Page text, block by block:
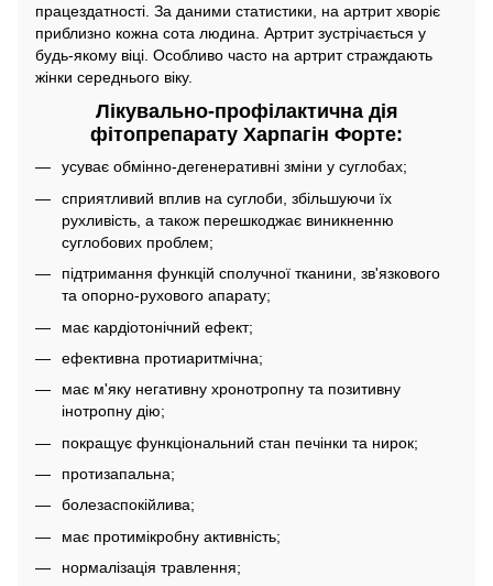
працездатності. За даними статистики, на артрит хворіє
приблизно кожна сота людина. Артрит зустрічається у
будь-якому віці. Особливо часто на артрит страждають
жінки середнього віку.
Лікувально-профілактична дія
фітопрепарату Харпагін Форте:
усуває обмінно-дегенеративні зміни у суглобах;
сприятливий вплив на суглоби, збільшуючи їх
рухливість, а також перешкоджає виникненню
суглобових проблем;
підтримання функцій сполучної тканини, зв'язкового
та опорно-рухового апарату;
має кардіотонічний ефект;
ефективна протиаритмічна;
має м'яку негативну хронотропну та позитивну
інотропну дію;
покращує функціональний стан печінки та нирок;
протизапальна;
болезаспокійлива;
має протимікробну активність;
нормалізація травлення;